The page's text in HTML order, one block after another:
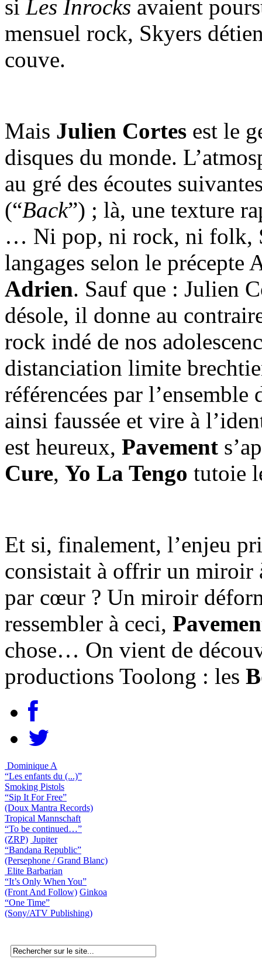
si Les Inrocks avaient
mensuel rock, Skyers
couve.
Mais Julien Cortes est le
disques du monde.
au gré des écoutes
(“Back”) ; là, une texture
… Ni pop, ni rock, ni folk,
langages selon le
Adrien. Sauf que : Julien
désole, il donne au
rock indé de nos
distanciation limite
référencées par
ainsi faussée et vire à
est heureux, Pavement
Cure, Yo La Tengo tutoie
Et si, finalement, l’enjeu
consistait à offrir un miroir
par cœur ? Un miroir
ressembler à ceci,
chose… On vient de
productions Toolong : les
Dominique A
“Les enfants du (...)”
Smoking Pistols
“Sip It For Free”
(Doux Mantra Records)
Tropical Mannschaft
“To be continued…”
(ZRP) Jupiter
“Bandana Republic”
(Persephone / Grand Blanc)
Elite Barbarian
“It’s Only When You”
(Front And Follow) Ginkoa
“One Time”
(Sony/ATV Publishing)